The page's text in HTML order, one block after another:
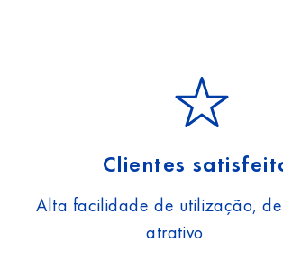
Clientes
Alta facilidade de utilização,
atrativo